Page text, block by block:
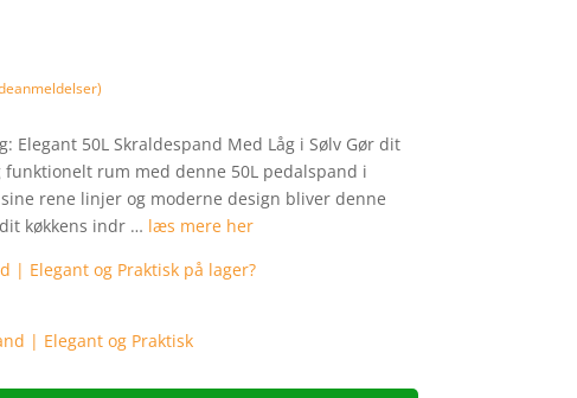
Elegant 50L Skraldespand Med Låg i Sølv Gør dit
rum med denne 50L pedalspand i
rene linjer og moderne design bliver denne
køkkens indr … læs mere her